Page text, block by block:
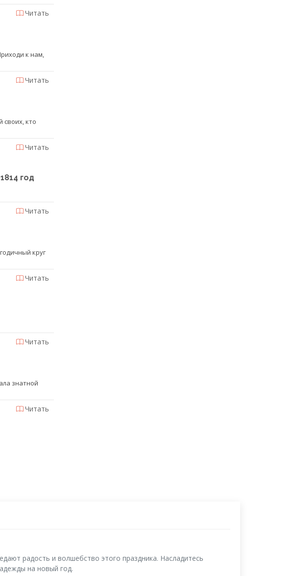
Читать
к нам,
Читать
своих, кто
Читать
год
Читать
круг
Читать
Читать
знатной
Читать
радость и волшебство этого праздника. Насладитесь
на новый год.